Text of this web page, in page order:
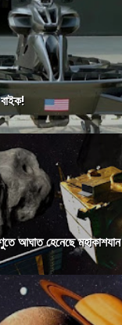
আঘাত হেনেছে মহাকাশযান